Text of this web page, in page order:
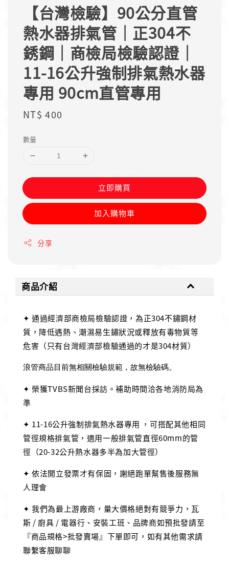
【台灣檢驗】90公分直管
熱水器排氣管｜正304不
銹鋼｜商檢局檢驗認證｜
11-16公升強制排氣熱水器
專用 90cm直管專用
Regular
NT$ 400
數量
立即購買
加入購物車
分享
商品介紹
✦ 通過經濟部商檢局檢驗認證，為正304不鏽鋼材
質，降低遇熱、潮濕易生鏽狀況或釋放有毒物質等
危害（只有台灣經濟部檢驗通過的才是304材質）
浪管商品目前無相關檢驗規範，故無檢驗碼。
✦ 榮獲TVBS新聞台採訪。補助時間洽各地消防局為
準
✦ 11-16公升強制排氣熱水器專用 ，可搭配其他相同
管徑規格排氣管，適用一般排氣管直徑60mm的管
徑（20-32公升熱水器多半為加大管徑）
✦ 依法開立發票才有保固，謝絕跑單幫售後服務無
人理會
✦ 我們為最上游廠商，量大價格絕對有競爭力，瓦
斯 / 廚具 / 電器行、安裝工班、品牌商如預批發請至
『商品規格>批發賣場』下單即可，如有其他需求請
聯繫客服聊聊